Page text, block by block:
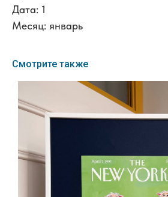
Дата: 1
Месяц: январь
Смотрите также